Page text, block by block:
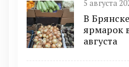
5 августа
В
ярмарок
августа